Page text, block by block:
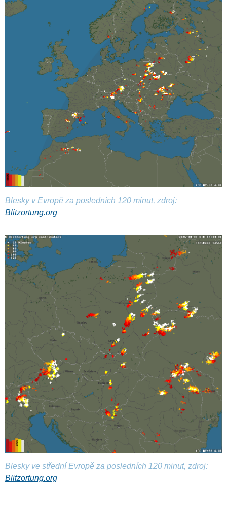
Blesky v Evropě za posledních 120 minut, zdroj:
Blitzortung.org
Blesky ve střední Evropě za posledních 120 minut, zdroj:
Blitzortung.org